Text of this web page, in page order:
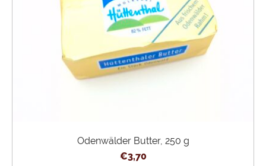
Odenwälder Butter, 250 g
€3,70